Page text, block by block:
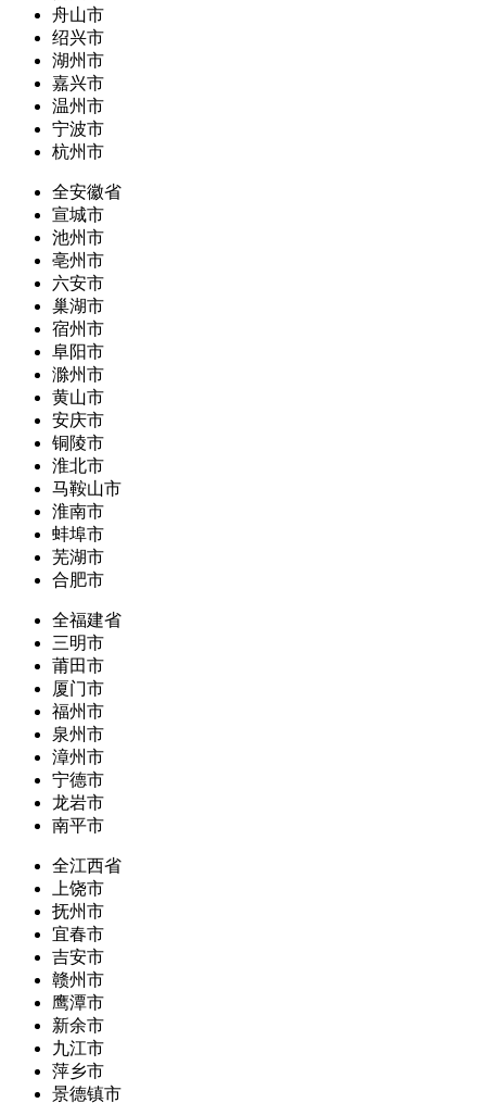
舟山市
绍兴市
湖州市
嘉兴市
温州市
宁波市
杭州市
全安徽省
宣城市
池州市
亳州市
六安市
巢湖市
宿州市
阜阳市
滁州市
黄山市
安庆市
铜陵市
淮北市
马鞍山市
淮南市
蚌埠市
芜湖市
合肥市
全福建省
三明市
莆田市
厦门市
福州市
泉州市
漳州市
宁德市
龙岩市
南平市
全江西省
上饶市
抚州市
宜春市
吉安市
赣州市
鹰潭市
新余市
九江市
萍乡市
景德镇市